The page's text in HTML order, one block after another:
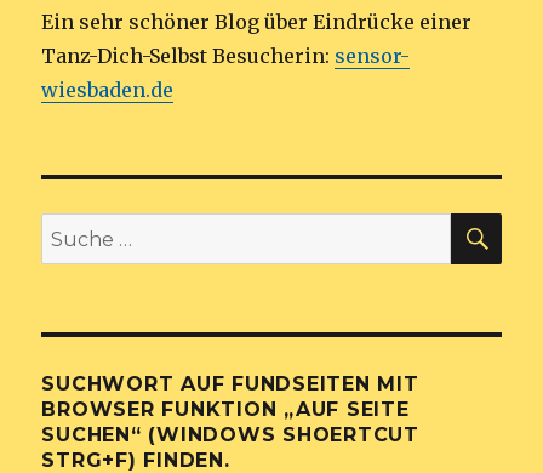
Ein sehr schöner Blog über Eindrücke einer
Tanz-Dich-Selbst Besucherin: sensor-
wiesbaden.de
Suche
nach:
SUCHWORT AUF FUNDSEITEN MIT
BROWSER FUNKTION „AUF SEITE
SUCHEN“ (WINDOWS SHOERTCUT
STRG+F) FINDEN.